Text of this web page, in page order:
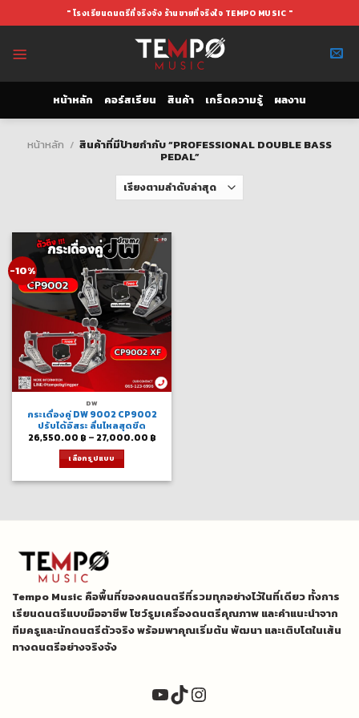
to
" โรงเรียนดนตรีที่จริงจัง ร้านขายที่จริงใจ TEMPO MUSIC "
หน้าหลัก คอร์สเรียน สินค้า เกร็ดความรู้ ผลงาน
หน้าหลัก / สินค้าที่มีป้ายกำกับ “PROFESSIONAL DOUBLE BASS
PEDAL”
-10%
DW
กระเดื่องคู่ DW 9002 CP9002
ปรับได้อิสระ ลื่นไหลสุดขีด
26,550.00 ฿ – 27,000.00 ฿Price
เลือกรูปแบบ
product
options
may
chosen
on
the
product
page
Tempo Music คือพื้นที่ของคนดนตรีที่รวมทุกอย่างไว้ในที่เดียว ทั้งการ
เรียนดนตรีแบบมืออาชีพ โชว์รูมเครื่องดนตรีคุณภาพ และคำแนะนำจาก
ทีมครูและนักดนตรีตัวจริง พร้อมพาคุณเริ่มต้น พัฒนา และเติบโตในเส้น
ทางดนตรีอย่างจริงจัง
YouTube
TikTok
Instagram